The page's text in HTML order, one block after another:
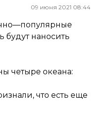
09 июня 2021 08:44
наносить
четыре океана:
что есть еще